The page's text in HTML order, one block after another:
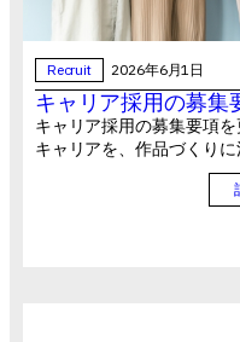
Recruit 2026年6月1日
キャリア採用の募集
キャリア採用の募集要項
キャリアを、作品づくり